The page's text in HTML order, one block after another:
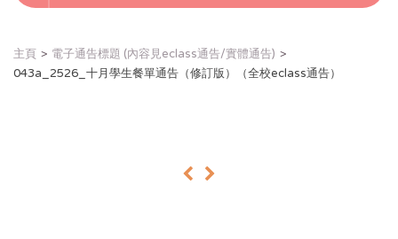
主頁
電子通告標題 (內容見eclass通告/實體通告)
043a_2526_十月學生餐單通告（修訂版）（全校eclass通告）
« »